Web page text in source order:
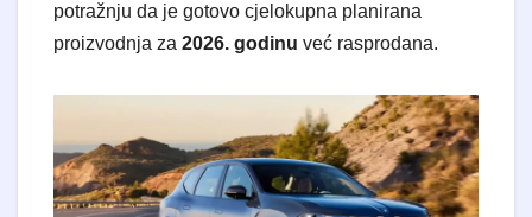
potražnju da je gotovo cjelokupna planirana
proizvodnja za 2026. godinu već rasprodana.